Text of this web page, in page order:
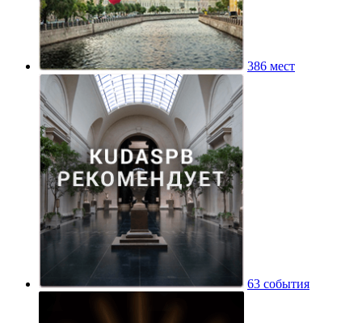
386 мест
63 события